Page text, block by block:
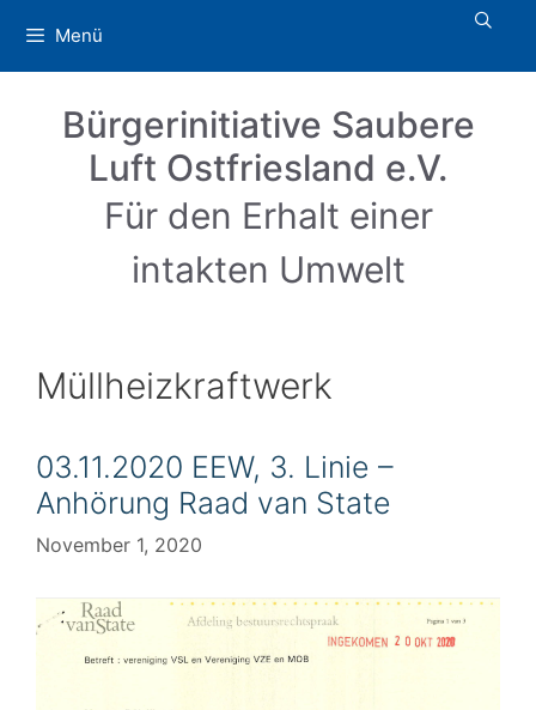
Inhalt
springen
Menü
Bürgerinitiative Saubere
Luft Ostfriesland e.V.
Für den Erhalt einer
intakten Umwelt
Müllheizkraftwerk
03.11.2020 EEW, 3. Linie –
Anhörung Raad van State
November 1, 2020